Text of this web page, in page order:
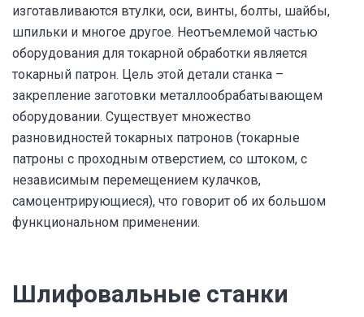
изготавливаются втулки, оси, винты, болты, шайбы,
шпильки и многое другое. Неотъемлемой частью
оборудования для токарной обработки является
токарный патрон. Цель этой детали станка –
закрепление заготовки металлообрабатывающем
оборудовании. Существует множество
разновидностей токарных патронов (токарные
патроны с проходным отверстием, со штоком, с
независимым перемещением кулачков,
самоцентрирующиеся), что говорит об их большом
функциональном применении.
Шлифовальные станки